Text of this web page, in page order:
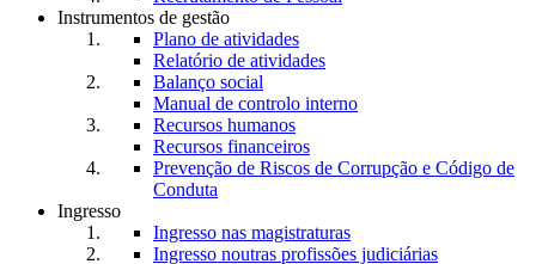
Instrumentos de gestão
Plano de atividades
Relatório de atividades
Balanço social
Manual de controlo interno
Recursos humanos
Recursos financeiros
Prevenção de Riscos de Corrupção e Código de
Conduta
Ingresso
Ingresso nas magistraturas
Ingresso noutras profissões judiciárias